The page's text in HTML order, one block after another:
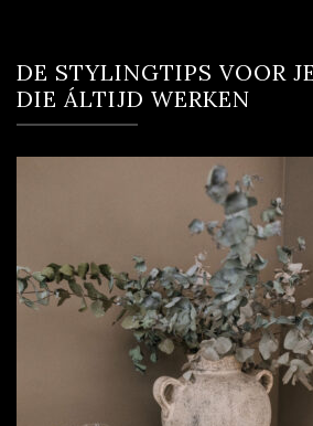
DE STYLINGTIPS VOOR
DIE ÁLTIJD WERKEN